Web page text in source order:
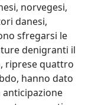
norvegesi,
danesi,
sfregarsi le
denigranti il
riprese quattro
hanno dato